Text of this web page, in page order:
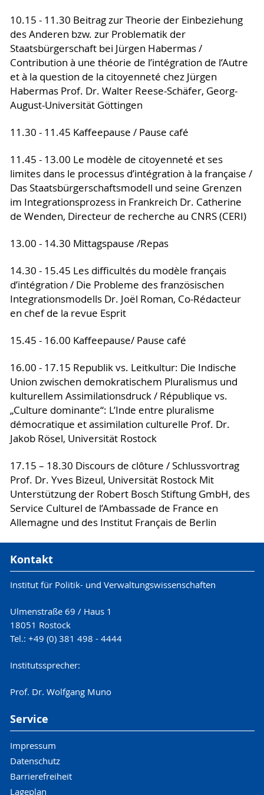
10.15 - 11.30 Beitrag zur Theorie der Einbeziehung
des Anderen bzw. zur Problematik der
Staatsbürgerschaft bei Jürgen Habermas /
Contribution à une théorie de l’intégration de l’Autre
et à la question de la citoyenneté chez Jürgen
Habermas Prof. Dr. Walter Reese-Schäfer, Georg-
August-Universität Göttingen
11.30 - 11.45 Kaffeepause / Pause café
11.45 - 13.00 Le modèle de citoyenneté et ses
limites dans le processus d’intégration à la française /
Das Staatsbürgerschaftsmodell und seine Grenzen
im Integrationsprozess in Frankreich Dr. Catherine
de Wenden, Directeur de recherche au CNRS (CERI)
13.00 - 14.30 Mittagspause /Repas
14.30 - 15.45 Les difficultés du modèle français
d’intégration / Die Probleme des französischen
Integra­tionsmodells Dr. Joël Roman, Co-Rédacteur
en chef de la revue Esprit
15.45 - 16.00 Kaffeepause/ Pause café
16.00 - 17.15 Republik vs. Leitkultur: Die Indische
Union zwischen demokratischem Pluralismus und
kulturellem Assimilationsdruck / République vs.
„Culture dominante“: L’Inde entre pluralis­me
démocratique et assimilation culturelle Prof. Dr.
Jakob Rösel, Universität Rostock
17.15 – 18.30 Discours de clôture / Schlussvortrag
Prof. Dr. Yves Bizeul, Universität Rostock Mit
Unterstützung der Robert Bosch Stiftung GmbH, des
Service Culturel de l’Ambassade de France en
Allemagne und des Institut Français de Berlin
Kontakt
Institut für Politik- und Verwaltungswissenschaften
Ulmenstraße 69 / Haus 1
18051 Rostock
Tel.: +49 (0) 381 498 - 4444
Institutssprecher:
Prof. Dr. Wolfgang Muno
Service
Impressum
Datenschutz
Barrierefreiheit
Lageplan